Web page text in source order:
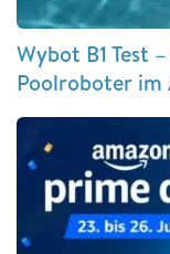
Wybot B1 Test
Poolroboter im